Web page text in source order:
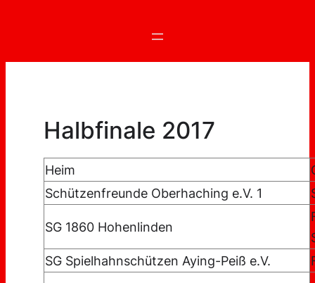
Halbfinale 2017
Heim
Schützenfreunde Oberhaching e.V. 1
SG 1860 Hohenlinden
SG Spielhahnschützen Aying-Peiß e.V.